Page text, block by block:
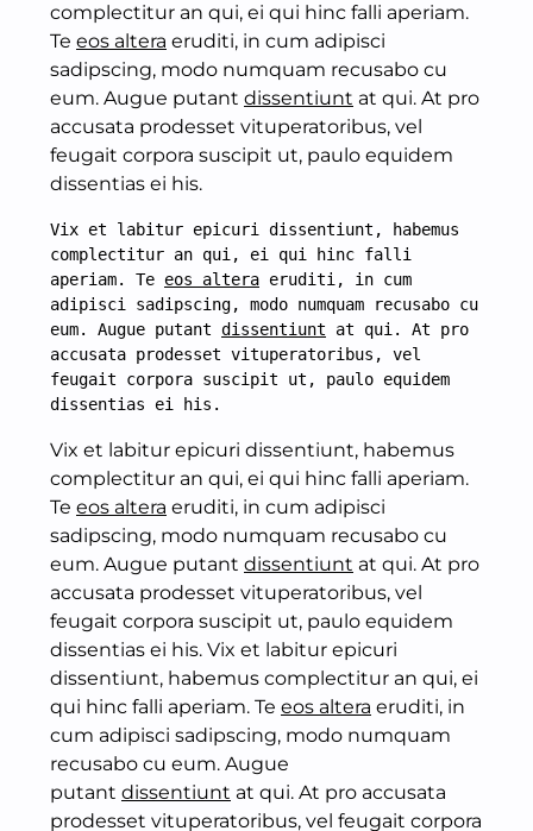
complectitur an qui, ei qui hinc falli aperiam.
Te eos altera eruditi, in cum adipisci
sadipscing, modo numquam recusabo cu
eum. Augue putant dissentiunt at qui. At pro
accusata prodesset vituperatoribus, vel
feugait corpora suscipit ut, paulo equidem
dissentias ei his.
Vix et labitur epicuri dissentiunt, habemus
complectitur an qui, ei qui hinc falli
aperiam. Te eos altera eruditi, in cum
adipisci sadipscing, modo numquam recusabo cu
eum. Augue putant dissentiunt at qui. At pro
accusata prodesset vituperatoribus, vel
feugait corpora suscipit ut, paulo equidem
dissentias ei his.
Vix et labitur epicuri dissentiunt, habemus
complectitur an qui, ei qui hinc falli aperiam.
Te eos altera eruditi, in cum adipisci
sadipscing, modo numquam recusabo cu
eum. Augue putant dissentiunt at qui. At pro
accusata prodesset vituperatoribus, vel
feugait corpora suscipit ut, paulo equidem
dissentias ei his. Vix et labitur epicuri
dissentiunt, habemus complectitur an qui, ei
qui hinc falli aperiam. Te eos altera eruditi, in
cum adipisci sadipscing, modo numquam
recusabo cu eum. Augue
putant dissentiunt at qui. At pro accusata
prodesset vituperatoribus, vel feugait corpora